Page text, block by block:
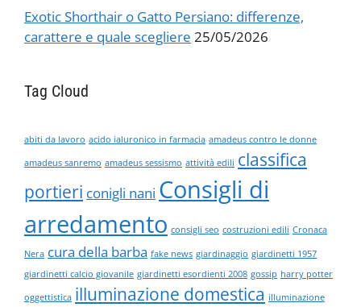
Exotic Shorthair o Gatto Persiano: differenze,
carattere e quale scegliere 25/05/2026
Tag Cloud
abiti da lavoro acido ialuronico in farmacia amadeus contro le donne
amadeus sanremo amadeus sessismo attività edili classifica
portieri conigli nani Consigli di
arredamento consigli seo costruzioni edili Cronaca
Nera cura della barba fake news giardinaggio giardinetti 1957
giardinetti calcio giovanile giardinetti esordienti 2008 gossip harry potter
oggettistica illuminazione domestica illuminazione